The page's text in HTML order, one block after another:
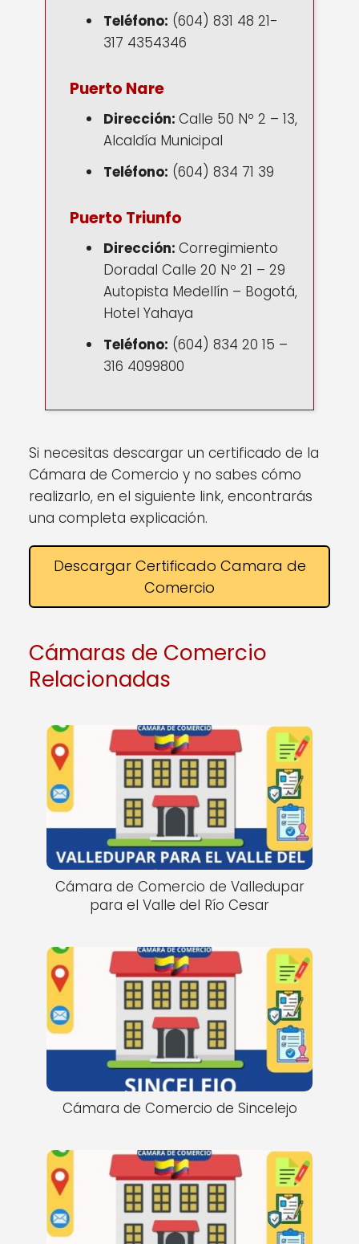
Teléfono: (604) 831 48 21-
317 4354346
Puerto Nare
Dirección: Calle 50 Nº 2 – 13,
Alcaldía Municipal
Teléfono: (604) 834 71 39
Puerto Triunfo
Dirección: Corregimiento
Doradal Calle 20 Nº 21 – 29
Autopista Medellín – Bogotá,
Hotel Yahaya
Teléfono: (604) 834 20 15 –
316 4099800
Si necesitas descargar un certificado de la
Cámara de Comercio y no sabes cómo
realizarlo, en el siguiente link, encontrarás
una completa explicación.
Descargar Certificado Camara de
Comercio
Cámaras de Comercio
Relacionadas
Cámara de Comercio de Valledupar
para el Valle del Río Cesar
Cámara de Comercio de Sincelejo